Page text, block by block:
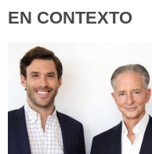
EN CONTEXTO